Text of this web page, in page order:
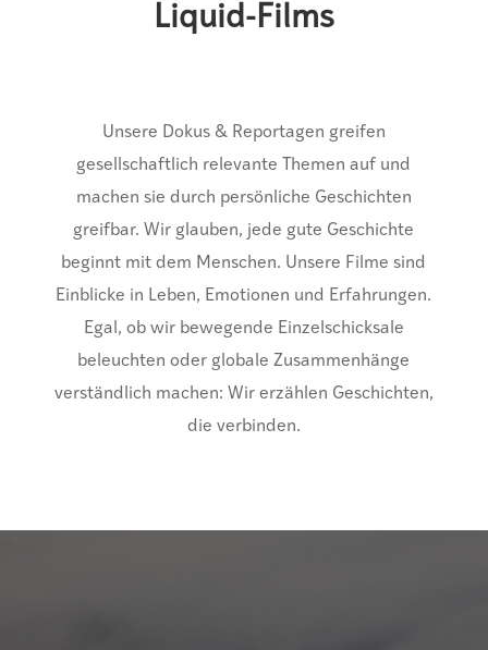
Liquid-Films
Unsere Dokus & Reportagen greifen
gesellschaftlich relevante Themen auf und
machen sie durch persönliche Geschichten
greifbar. Wir glauben, jede gute Geschichte
beginnt mit dem Menschen. Unsere Filme sind
Einblicke in Leben, Emotionen und Erfahrungen.
Egal, ob wir bewegende Einzelschicksale
beleuchten oder globale Zusammenhänge
verständlich machen: Wir erzählen Geschichten,
die verbinden.